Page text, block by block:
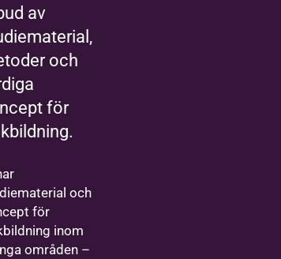
av
och
för
och
för
inom
områden –